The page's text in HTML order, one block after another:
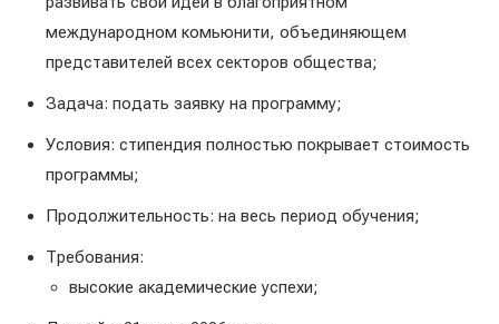
международном комьюнити, объединяющем
представителей всех секторов общества;
Задача: подать заявку на программу;
Условия: стипендия полностью покрывает стоимость
программы;
Продолжительность: на весь период обучения;
Требования:
высокие академические успехи;